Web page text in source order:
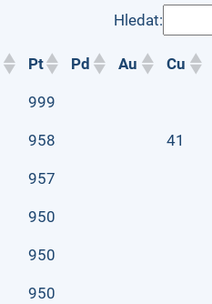
Hledat:
Pt Pd Au Cu
999
958 41
957
950
950
950